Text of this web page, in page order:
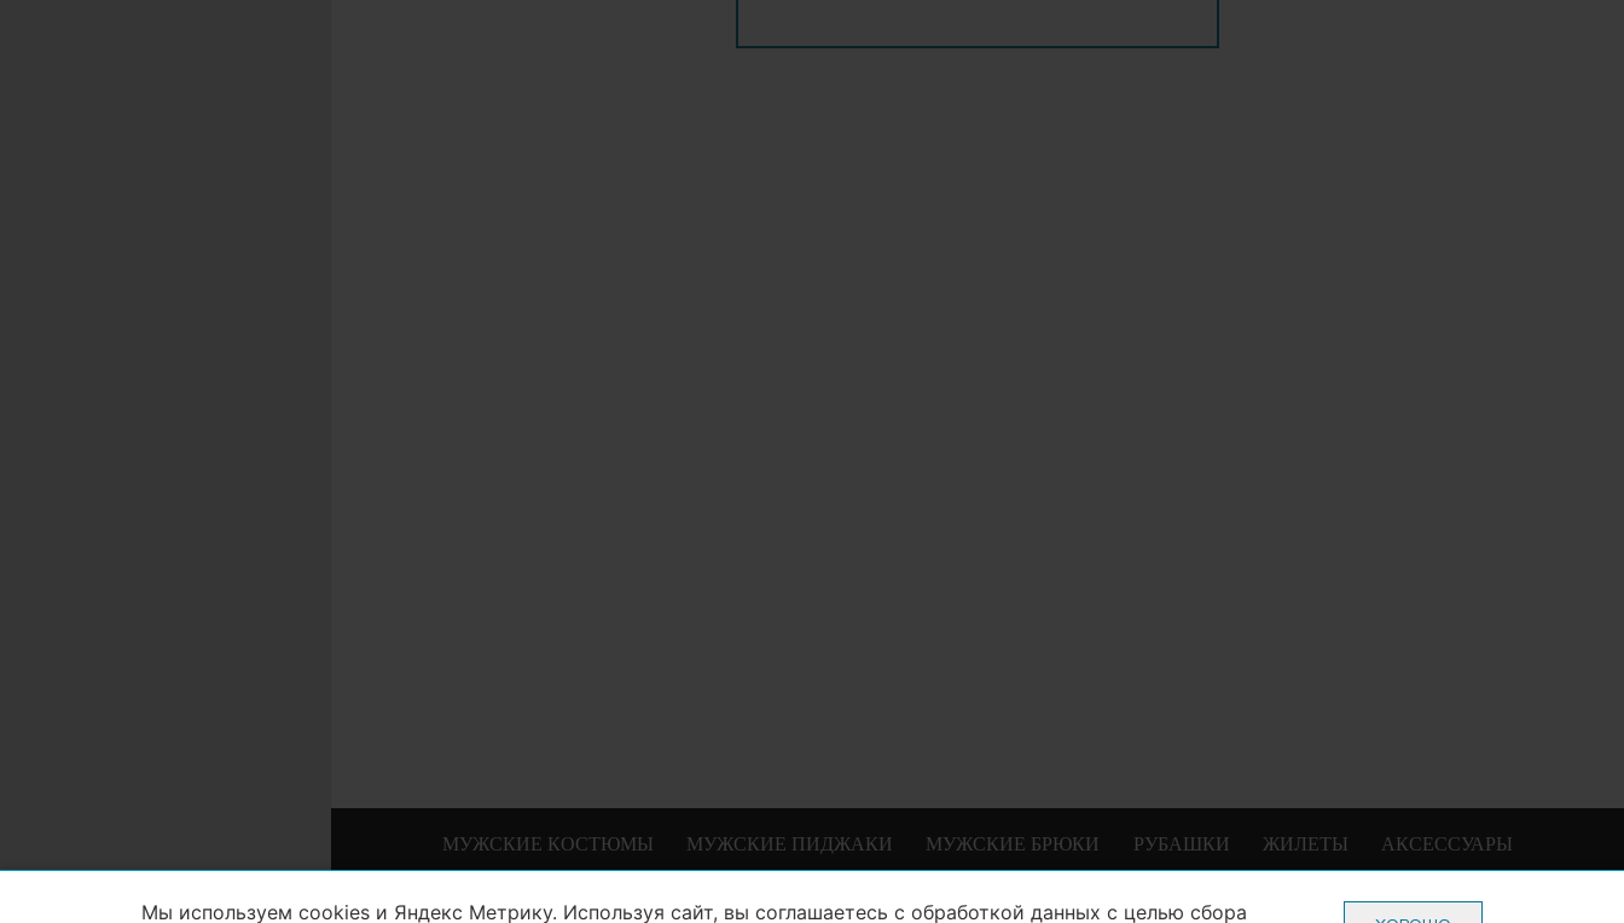
МУЖСКИЕ КОСТЮМЫ МУЖСКИЕ ПИДЖАКИ МУЖСКИЕ БРЮКИ РУБАШКИ ЖИЛЕТЫ АКСЕССУАРЫ
8 (846) 990-70-22
Мы используем cookies и Яндекс Метрику. Используя сайт, вы соглашаетесь с обработкой данных с целью сбора